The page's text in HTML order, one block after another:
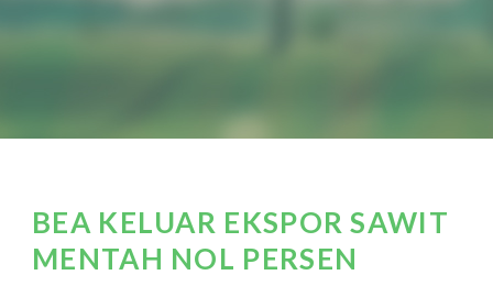
BEA KELUAR EKSPOR SAWIT
MENTAH NOL PERSEN